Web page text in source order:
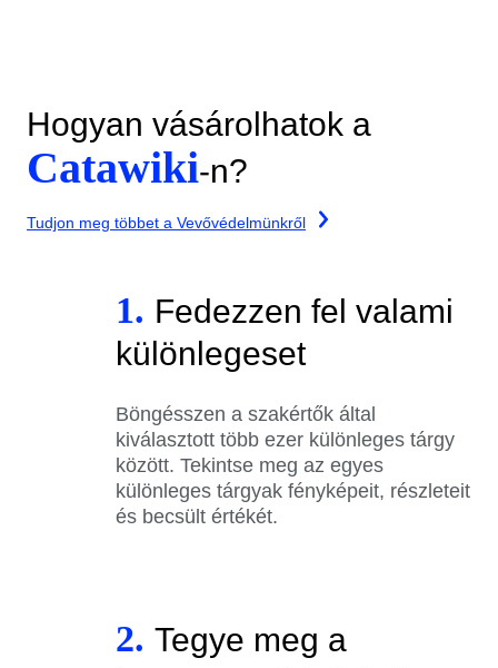
Hogyan vásárolhatok a
Catawiki-n?
Tudjon meg többet a Vevővédelmünkről
1. Fedezzen fel valami
különlegeset
Böngésszen a szakértők által
kiválasztott több ezer különleges tárgy
között. Tekintse meg az egyes
különleges tárgyak fényképeit, részleteit
és becsült értékét.
2. Tegye meg a